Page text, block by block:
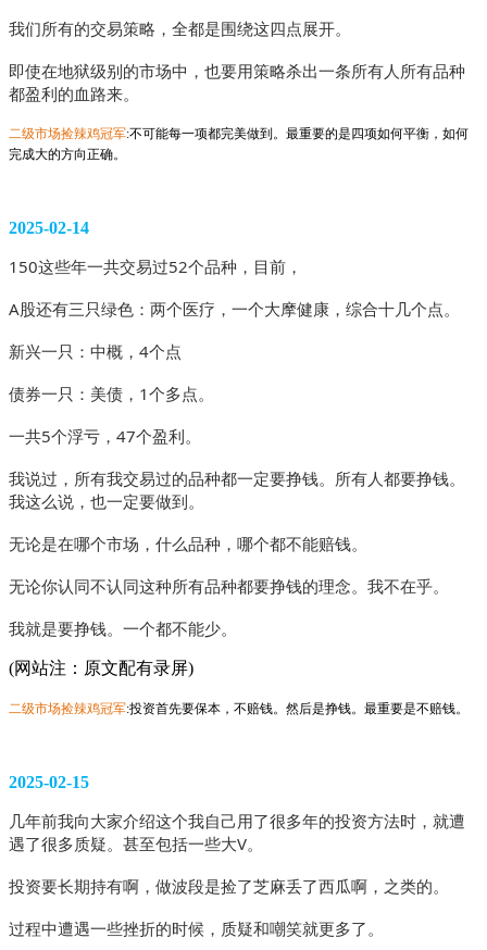
我们所有的交易策略，全都是围绕这四点展开。
即使在地狱级别的市场中，也要用策略杀出一条所有人所有品种
都盈利的血路来。
二级市场捡辣鸡冠军:不可能每一项都完美做到。最重要的是四项如何平衡，如何
完成大的方向正确。
2025-02-14
150这些年一共交易过52个品种，目前，
A股还有三只绿色：两个医疗，一个大摩健康，综合十几个点。
新兴一只：中概，4个点
债券一只：美债，1个多点。
一共5个浮亏，47个盈利。
我说过，所有我交易过的品种都一定要挣钱。所有人都要挣钱。
我这么说，也一定要做到。
无论是在哪个市场，什么品种，哪个都不能赔钱。
无论你认同不认同这种所有品种都要挣钱的理念。我不在乎。
我就是要挣钱。一个都不能少。
(网站注：原文配有录屏)
二级市场捡辣鸡冠军:投资首先要保本，不赔钱。然后是挣钱。最重要是不赔钱。
2025-02-15
几年前我向大家介绍这个我自己用了很多年的投资方法时，就遭
遇了很多质疑。甚至包括一些大V。
投资要长期持有啊，做波段是捡了芝麻丢了西瓜啊，之类的。
过程中遭遇一些挫折的时候，质疑和嘲笑就更多了。